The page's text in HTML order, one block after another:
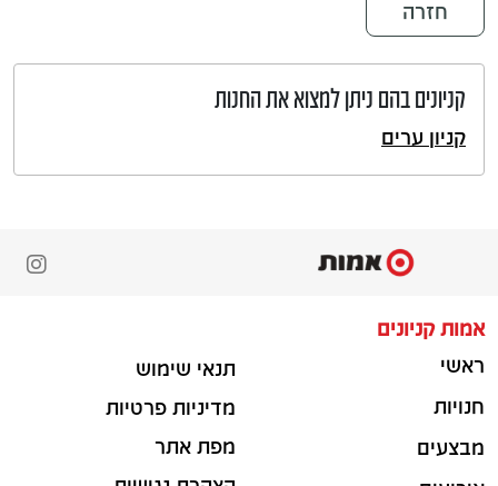
חזרה
קניונים בהם ניתן למצוא את החנות
קניון ערים
אמות קניונים
ראשי
חנויות
מבצעים
תנאי שימוש
מדיניות פרטיות
מפת אתר